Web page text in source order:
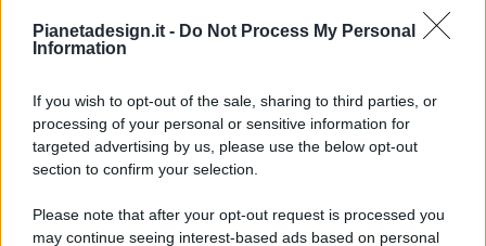
Pianetadesign.it - Do Not Process My Personal
Information
If you wish to opt-out of the sale, sharing to third parties, or
processing of your personal or sensitive information for
targeted advertising by us, please use the below opt-out
section to confirm your selection.
Please note that after your opt-out request is processed you
may continue seeing interest-based ads based on personal
© 2026 - Pianeta Design - P.IVA 04827280654 - Testata
Registrata Al Tribunale Di Nocera Inferiore N. 8/2020 - RG N.
ISCRIZIONE AL ROC N. 35792 – ISCRITTA ALL’ANSO